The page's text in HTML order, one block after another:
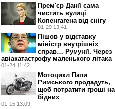
Прем'єр Данії сама
чистить вулиці
Копенгагена від снігу
01-29 13:41
Пішов у відставку
міністр внутрішніх
справ… Румунії. Через
авіакатастрофу маленького літака
01-24 11:42
Мотоцикл Папи
Римського продадуть,
щоб потратити гроші на
бідних
01-15 13:09